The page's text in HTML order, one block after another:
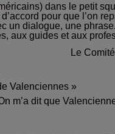
) dans le petit
d’accord pour que l’on
un dialogue, une
aux guides et aux
Le
Valenciennes »
m’a dit que